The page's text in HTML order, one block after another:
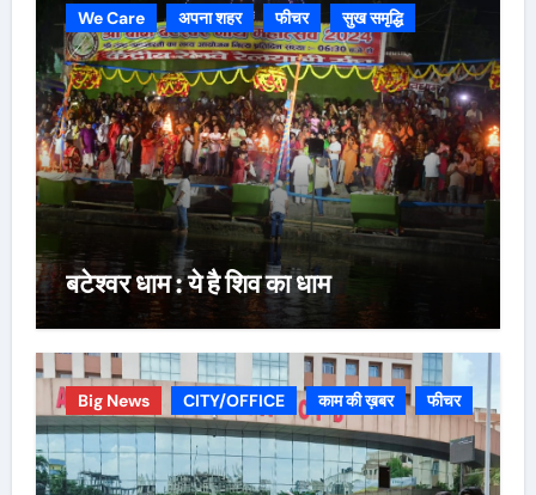
We Care अपना शहर फीचर सुख समृद्धि
बटेश्वर धाम : ये है शिव का धाम
Big News CITY/OFFICE काम की ख़बर फीचर